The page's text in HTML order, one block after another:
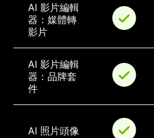
AI 影片編輯
器：媒體轉
影片
AI 影片編輯
器：品牌套
件
AI 照片頭像